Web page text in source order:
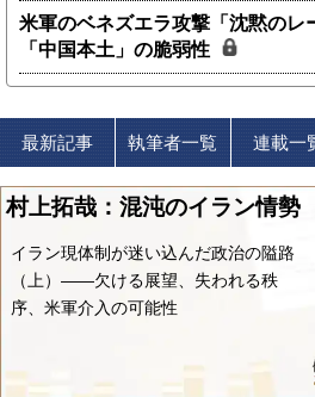
米軍のベネズエラ攻撃「沈黙のレ
「中国本土」の脆弱性
最新記事 執筆者一覧 連載一
村上拓哉：混沌のイラン情勢
イラン現体制が迷い込んだ政治の隘路
（上）――欠ける展望、失われる秩
序、米軍介入の可能性